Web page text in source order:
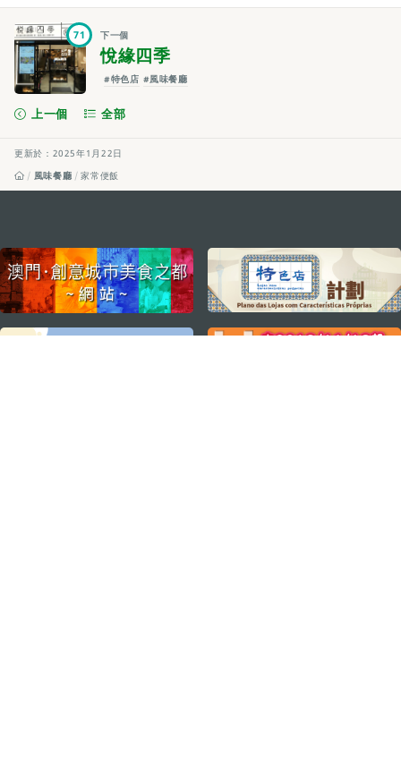
71 下一個
悅緣四季
#特色店 #風味餐廳
上一個 全部
更新於：2025年1月22日
風味餐廳
家常便飯
external links